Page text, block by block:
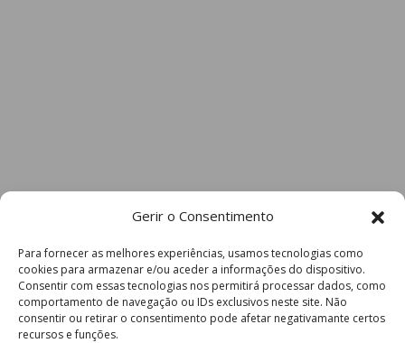
Gerir o Consentimento
Para fornecer as melhores experiências, usamos tecnologias como
cookies para armazenar e/ou aceder a informações do dispositivo.
Consentir com essas tecnologias nos permitirá processar dados, como
comportamento de navegação ou IDs exclusivos neste site. Não
consentir ou retirar o consentimento pode afetar negativamante certos
recursos e funções.